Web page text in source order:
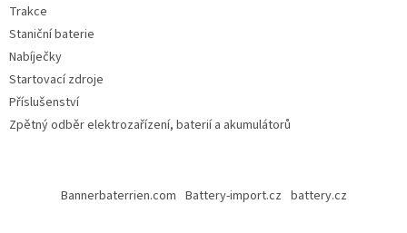
Trakce
Staniční baterie
Nabíječky
Startovací zdroje
Příslušenství
Zpětný odběr elektrozařízení, baterií a akumulátorů
Bannerbaterrien.com Battery-import.cz battery.cz